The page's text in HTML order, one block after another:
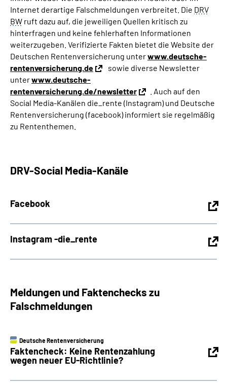
Internet derartige Falschmeldungen verbreitet. Die DRV
BW ruft dazu auf, die jeweiligen Quellen kritisch zu
hinterfragen und keine fehlerhaften Informationen
weiterzugeben. Verifizierte Fakten bietet die Website der
Deutschen Rentenversicherung unterwww.deutsche-
rentenversicherung.de
sowie diverse Newsletter
unterwww.deutsche-
rentenversicherung.de/newsletter
. Auch auf den
Social Media-Kanälen die_rente (Instagram) und Deutsche
Rentenversicherung (facebook) informiert sie regelmäßig
zu Rententhemen.
DRV-Social Media-Kanäle
Facebook
Instagram -die_rente
Meldungen und Faktenchecks zu
Falschmeldungen
Deutsche Rentenversicherung
Faktencheck: Keine Rentenzahlung
wegen neuer EU-Richtlinie?